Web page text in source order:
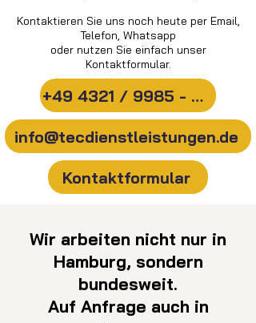
Kontaktieren Sie uns noch heute per Email,
Telefon, Whatsapp
oder nutzen Sie einfach unser
Kontaktformular.
+49 4321 / 9985 - 20
info@tecdienstleistungen.de
Kontaktformular
Wir arbeiten nicht nur in
Hamburg, sondern
bundesweit.
Auf Anfrage auch in